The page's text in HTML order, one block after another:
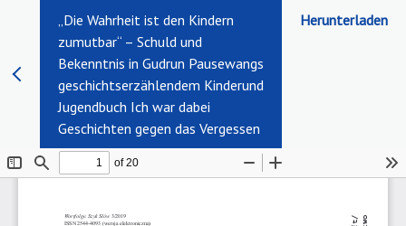
„Die Wahrheit ist den Kindern
zumutbar“ – Schuld und
Bekenntnis in Gudrun Pausewangs
geschichtserzählendem Kinderund
Jugendbuch Ich war dabei
Geschichten gegen das Vergessen
Herunterladen